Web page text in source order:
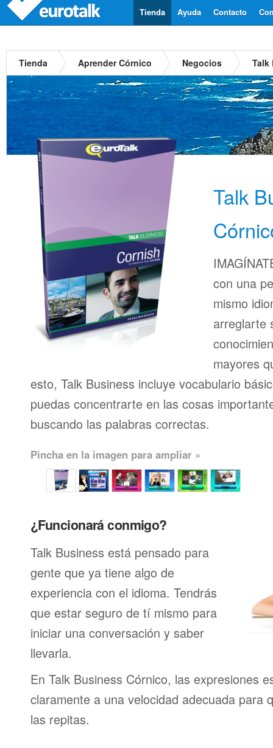
Contacto
Ayuda
Tienda
Tienda Aprender Córnico Negocios Talk
Talk
con una
mismo
arreglarte
mayores
esto, Talk Business incluye vocabulario
puedas concentrarte en las cosas
buscando las palabras correctas.
Pincha en la imagen para ampliar »
¿Funcionará conmigo?
Talk Business está pensado para
gente que ya tiene algo de
experiencia con el idioma. Tendrás
que estar seguro de tí mismo para
iniciar una conversación y saber
llevarla.
En Talk Business Córnico, las expresiones
claramente a una velocidad adecuada para
las repitas.